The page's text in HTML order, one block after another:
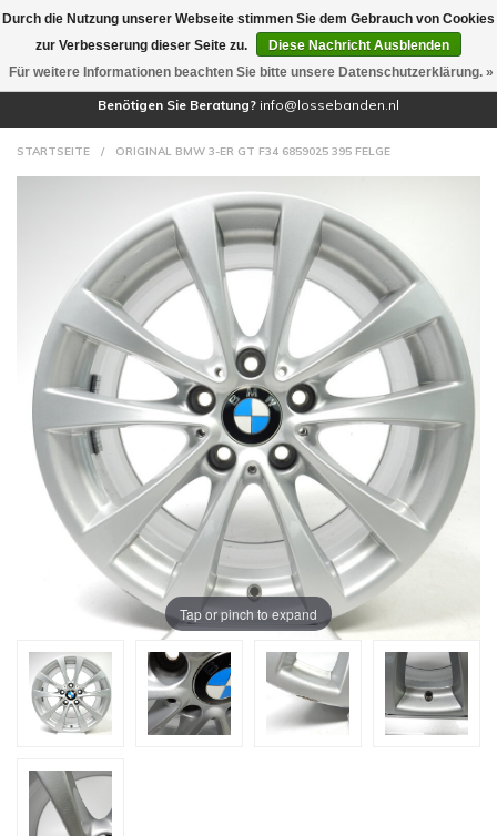
(0)
Benötigen Sie Beratung? info@lossebanden.nl
STARTSEITE / ORIGINAL BMW 3-ER GT F34 6859025 395 FELGE
Tap or pinch to expand
Durch die Nutzung unserer Webseite stimmen Sie dem Gebrauch von Cookies
zur Verbesserung dieser Seite zu.
Diese Nachricht Ausblenden
Für weitere Informationen beachten Sie bitte unsere Datenschutzerklärung. »